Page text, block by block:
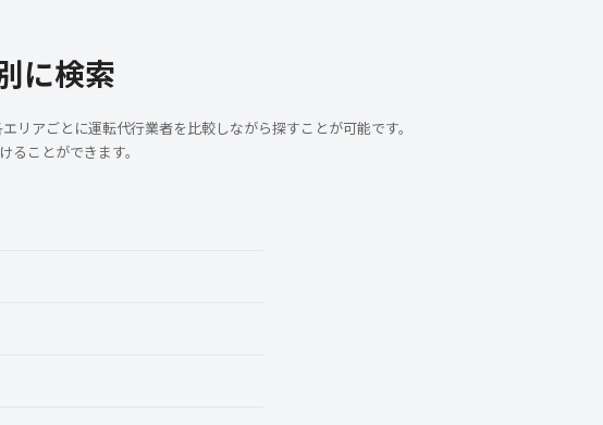
に検索
アごとに運転代行業者を比較しながら探すことが可能です。
ことができます。